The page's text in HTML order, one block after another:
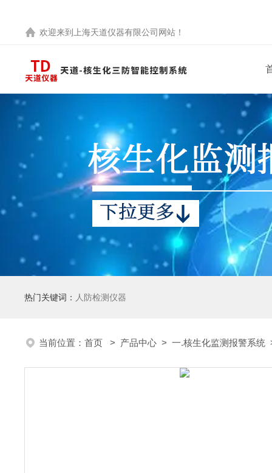
欢迎来到 上海天道仪器有限公司 网站！
热门关键词： 人防检测仪器
当前位置： 首页 > 产品中心 > 一.核生化监测报警系统